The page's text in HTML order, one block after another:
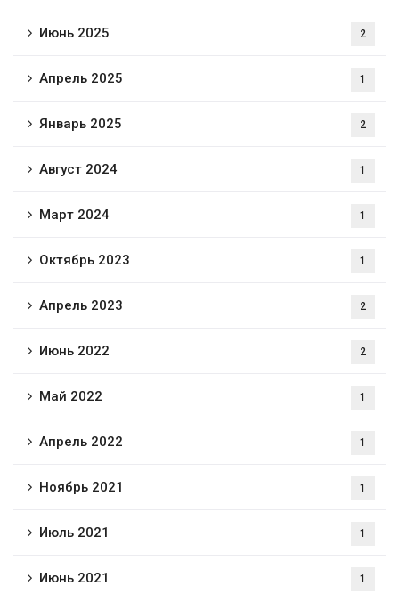
Июнь 2025 2
Апрель 2025 1
Январь 2025 2
Август 2024 1
Март 2024 1
Октябрь 2023 1
Апрель 2023 2
Июнь 2022 2
Май 2022 1
Апрель 2022 1
Ноябрь 2021 1
Июль 2021 1
Июнь 2021 1